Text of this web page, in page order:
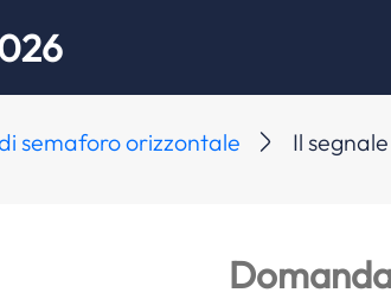
semaforo orizzontale Il